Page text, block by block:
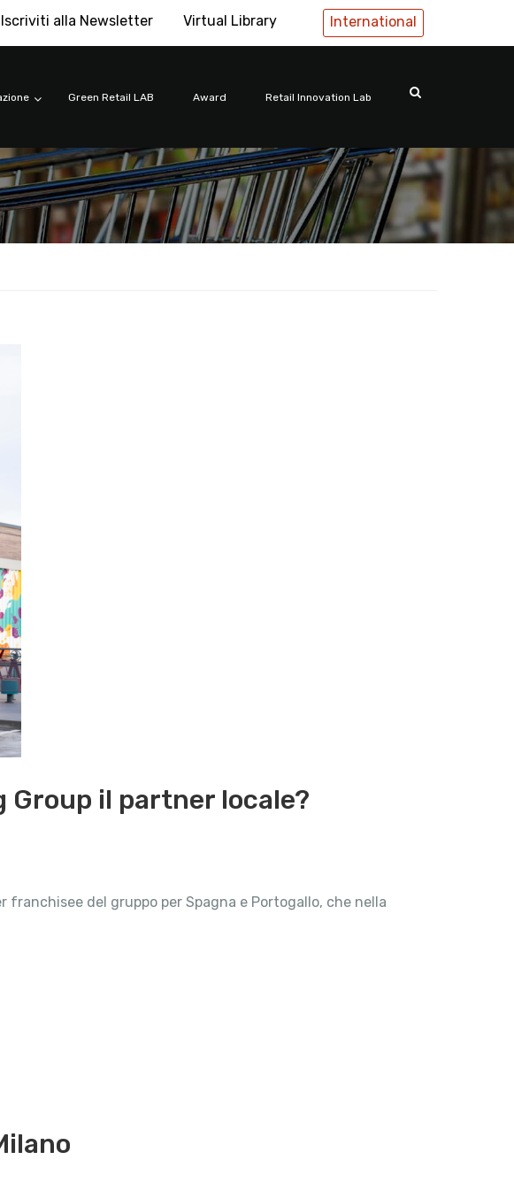
International
Iscriviti alla Newsletter Virtual Library
Green Retail LAB Award Retail Innovation Lab
Group il partner locale?
franchisee del gruppo per Spagna e Portogallo, che nella